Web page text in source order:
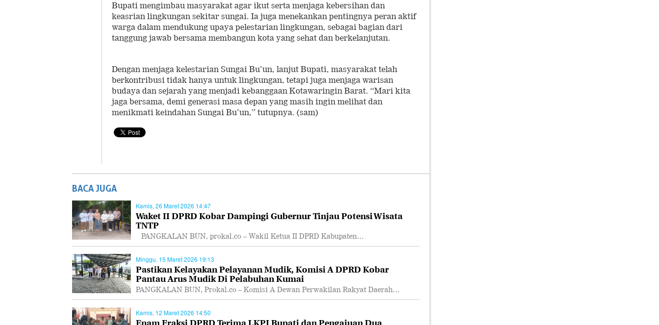
Bupati mengimbau masyarakat agar ikut serta menjaga kebersihan dan
keasrian lingkungan sekitar sungai. Ia juga menekankan pentingnya peran aktif
warga dalam mendukung upaya pelestarian lingkungan, sebagai bagian dari
tanggung jawab bersama membangun kota yang sehat dan berkelanjutan.
Dengan menjaga kelestarian Sungai Bu’un, lanjut Bupati, masyarakat telah
berkontribusi tidak hanya untuk lingkungan, tetapi juga menjaga warisan
budaya dan sejarah yang menjadi kebanggaan Kotawaringin Barat. “Mari kita
jaga bersama, demi generasi masa depan yang masih ingin melihat dan
menikmati keindahan Sungai Bu’un,” tutupnya. (sam)
BACA JUGA
Kamis, 26 Maret 2026 14:47
Waket II DPRD Kobar Dampingi Gubernur Tinjau Potensi Wisata
TNTP
PANGKALAN BUN, prokal.co – Wakil Ketua II DPRD Kabupaten…
Minggu, 15 Maret 2026 19:13
Pastikan Kelayakan Pelayanan Mudik, Komisi A DPRD Kobar
Pantau Arus Mudik Di Pelabuhan Kumai
PANGKALAN BUN, Prokal.co – Komisi A Dewan Perwakilan Rakyat Daerah…
Kamis, 12 Maret 2026 14:50
Enam Fraksi DPRD Terima LKPJ Bupati dan Pengajuan Dua